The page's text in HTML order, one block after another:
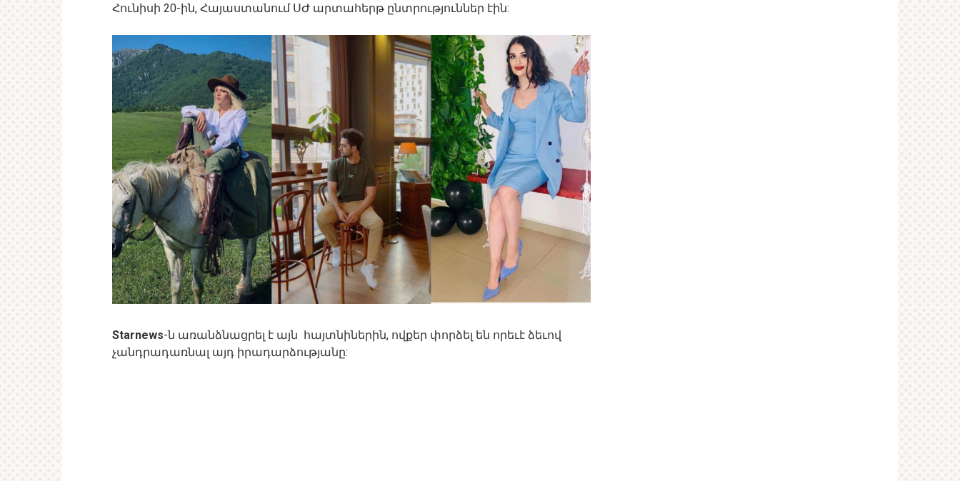
Հունիսի 20-ին, Հայաստանում ՍԺ արտահերթ ընտրություններ էին:
Starnews-ն առանձնացրել է այն հայտնիներին, ովքեր փորձել են որեւէ ձեւով
չանդրադառնալ այդ իրադարձությանը: